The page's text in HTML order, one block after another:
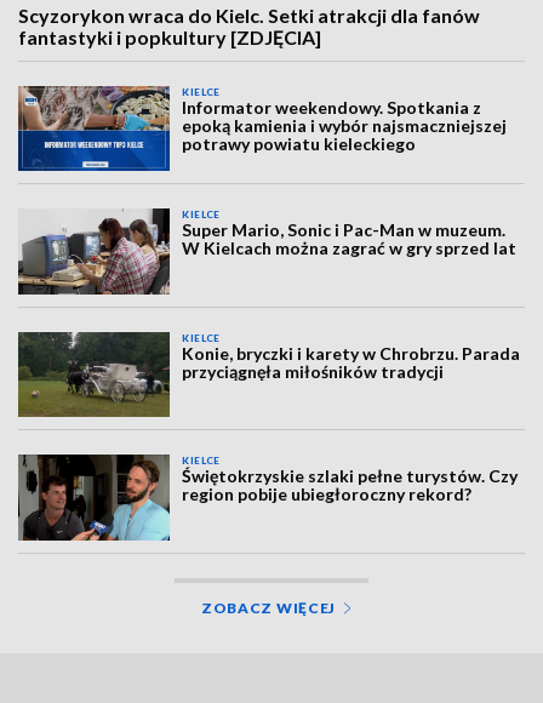
Scyzorykon wraca do Kielc. Setki atrakcji dla fanów
fantastyki i popkultury [ZDJĘCIA]
KIELCE
Informator weekendowy. Spotkania z
epoką kamienia i wybór najsmaczniejszej
potrawy powiatu kieleckiego
KIELCE
Super Mario, Sonic i Pac-Man w muzeum.
W Kielcach można zagrać w gry sprzed lat
KIELCE
Konie, bryczki i karety w Chrobrzu. Parada
przyciągnęła miłośników tradycji
KIELCE
Świętokrzyskie szlaki pełne turystów. Czy
region pobije ubiegłoroczny rekord?
ZOBACZ WIĘCEJ